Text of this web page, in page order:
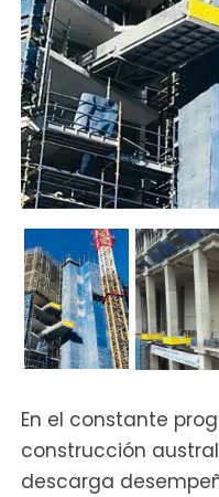
En el constante
construcción
descarga